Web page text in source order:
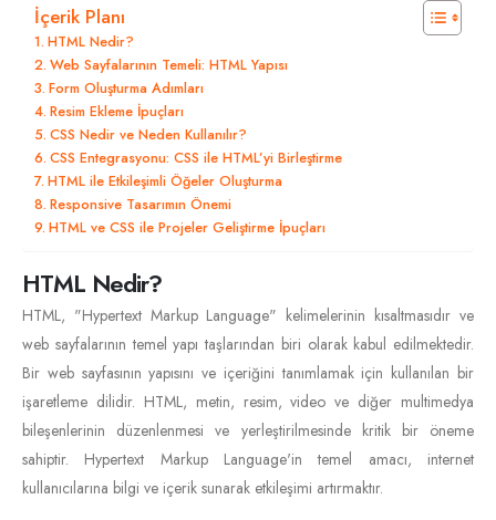
İçerik Planı
HTML Nedir?
Web Sayfalarının Temeli: HTML Yapısı
Form Oluşturma Adımları
Resim Ekleme İpuçları
CSS Nedir ve Neden Kullanılır?
CSS Entegrasyonu: CSS ile HTML’yi Birleştirme
HTML ile Etkileşimli Öğeler Oluşturma
Responsive Tasarımın Önemi
HTML ve CSS ile Projeler Geliştirme İpuçları
HTML Nedir?
HTML, "Hypertext Markup Language" kelimelerinin kısaltmasıdır ve
web sayfalarının temel yapı taşlarından biri olarak kabul edilmektedir.
Bir web sayfasının yapısını ve içeriğini tanımlamak için kullanılan bir
işaretleme dilidir. HTML, metin, resim, video ve diğer multimedya
bileşenlerinin düzenlenmesi ve yerleştirilmesinde kritik bir öneme
sahiptir. Hypertext Markup Language'in temel amacı, internet
kullanıcılarına bilgi ve içerik sunarak etkileşimi artırmaktır.